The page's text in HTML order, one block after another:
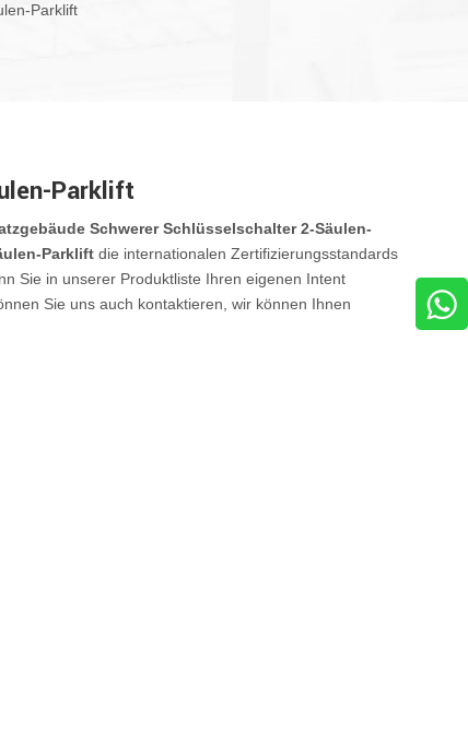
Parklift
Parklift
Schwerer Schlüsselschalter 2-Säulen-
Parklift die internationalen Zertifizierungsstandards
Sie in unserer Produktliste Ihren eigenen Intent
Sie uns auch kontaktieren, wir können Ihnen